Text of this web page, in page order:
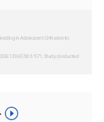
in Adolescent Orthodontic
133(4):56 5-571. Study conducted